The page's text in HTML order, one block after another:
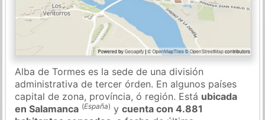
Alba de Tormes es la sede de una división
administrativa de tercer órden. En algunos países
capital de zona, província, ó región. Está ubicada
en Salamanca (España) ycuenta con 4.881